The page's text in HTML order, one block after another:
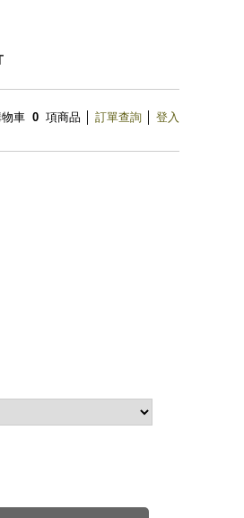
車 0 項商品 訂單查詢 登入